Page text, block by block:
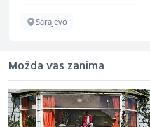
Sarajevo
Možda vas zanima